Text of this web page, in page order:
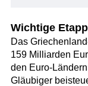
Wichtige
Das
159 Milliarden
den Euro-
Gläubiger